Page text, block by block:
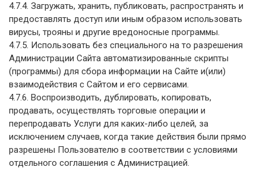
4.7.4. Загружать, хранить, публиковать, распространять и
предоставлять доступ или иным образом использовать
вирусы, трояны и другие вредоносные программы.
4.7.5. Использовать без специального на то разрешения
Администрации Сайта автоматизированные скрипты
(программы) для сбора информации на Сайте и(или)
взаимодействия с Сайтом и его сервисами.
4.7.6. Воспроизводить, дублировать, копировать,
продавать, осуществлять торговые операции и
перепродавать Услуги для каких-либо целей, за
исключением случаев, когда такие действия были прямо
разрешены Пользователю в соответствии с условиями
отдельного соглашения с Администрацией.